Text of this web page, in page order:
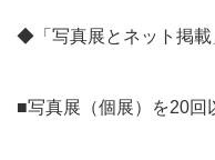
◆「写真展とネット掲載
■写真展（個展）を20回